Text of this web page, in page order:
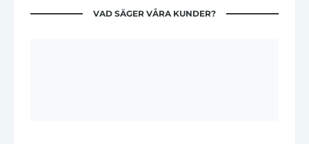
VAD SÄGER VÅRA KUNDER?